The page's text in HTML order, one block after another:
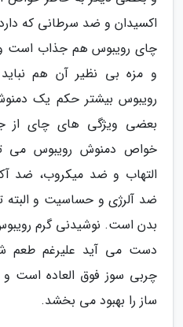
اکسیدان و ضد سرطانی که
چای رویبوس هم جذاب است و
و مزه بی نظیر آن هم
رویبوس بیشتر حکم یک
بعضی ویژگی های چای از
خواص دمنوش رویبوس می
التهاب و ضد میکروب، ضد
ضد آلرژی و حساسیت و البته
بدن است. نوشیدنی گرم
دست می آید علیرغم طعم
چربی سوز فوق العاده است
ساز را بهبود می بخشد.